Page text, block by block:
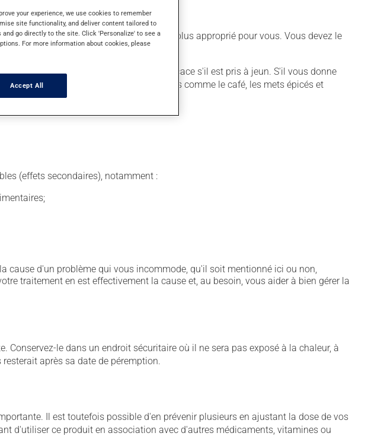
ait indiqué un horaire différent qui est plus approprié pour vous. Vous devez le
qu'indiqué. Ce produit est plus efficace s'il est pris à jeun. S'il vous donne
essayez d'éviter les aliments irritants comme le café, les mets épicés et
(effets secondaires), notamment :
cause d'un problème qui vous incommode, qu'il soit mentionné ici ou non,
traitement en est effectivement la cause et, au besoin, vous aider à bien gérer la
le dans un endroit sécuritaire où il ne sera pas exposé à la chaleur, à
après sa date de péremption.
Il est toutefois possible d'en prévenir plusieurs en ajustant la dose de vos
d'utiliser ce produit en association avec d'autres médicaments, vitamines ou
your experience, we use cookies to remember
site functionality, and deliver content tailored to
go directly to the site. Click 'Personalize' to see a
For more information about cookies, please
Accept All